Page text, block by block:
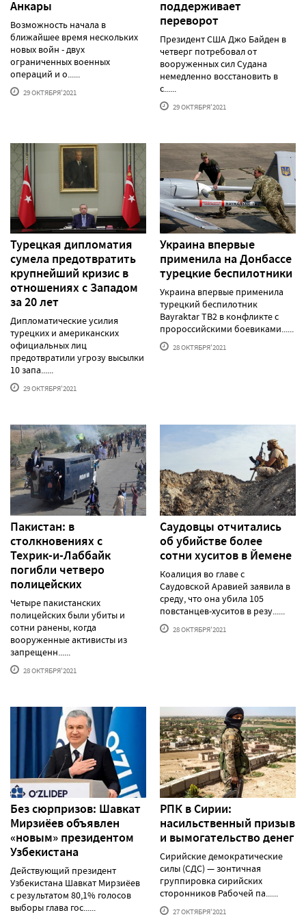
Анкары
Возможность начала в
ближайшее время нескольких
новых войн - двух
ограниченных военных
операций и о......
29 ОКТЯБРЯ'2021
поддерживает
переворот
Президент США Джо Байден в
четверг потребовал от
вооруженных сил Судана
немедленно восстановить в
с......
29 ОКТЯБРЯ'2021
Турецкая дипломатия
сумела предотвратить
крупнейший кризис в
отношениях с Западом
за 20 лет
Дипломатические усилия
турецких и американских
официальных лиц
предотвратили угрозу высылки
10 запа......
29 ОКТЯБРЯ'2021
Украина впервые
применила на Донбассе
турецкие беспилотники
Украина впервые применила
турецкий беспилотник
Bayraktar TB2 в конфликте с
пророссийскими боевиками......
28 ОКТЯБРЯ'2021
Пакистан: в
столкновениях с
Техрик-и-Лаббайк
погибли четверо
полицейских
Четыре пакистанских
полицейских были убиты и
сотни ранены, когда
вооруженные активисты из
запрещенн......
28 ОКТЯБРЯ'2021
Саудовцы отчитались
об убийстве более
сотни хуситов в Йемене
Коалиция во главе с
Саудовской Аравией заявила в
среду, что она убила 105
повстанцев-хуситов в резу......
28 ОКТЯБРЯ'2021
Без сюрпризов: Шавкат
Мирзиёев объявлен
«новым» президентом
Узбекистана
Действующий президент
Узбекистана Шавкат Мирзиёев
с результатом 80,1% голосов
выборы глава гос......
РПК в Сирии:
насильственный призыв
и вымогательство денег
Сирийские демократические
силы (СДС) — зонтичная
группировка сирийских
сторонников Рабочей па......
27 ОКТЯБРЯ'2021